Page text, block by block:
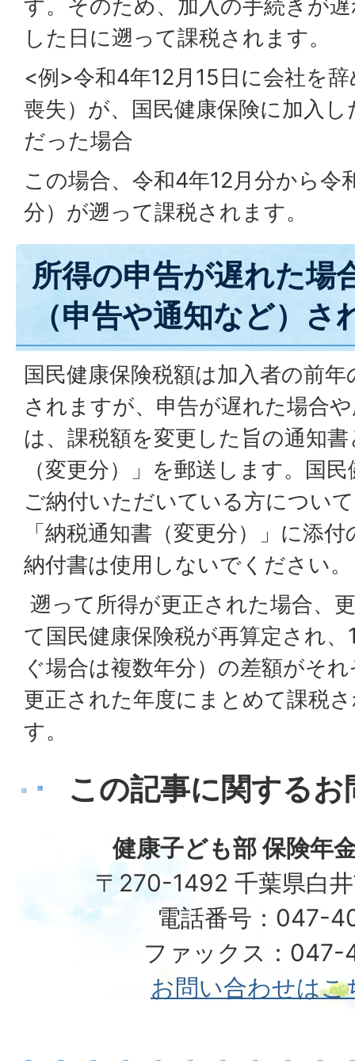
す。そのため、加入の手続きが
した日に遡って課税されます。
<例>令和4年12月15日に会社を
喪失）が、国民健康保険に加入
だった場合
この場合、令和4年12月分から令
分）が遡って課税されます。
所得の申告が遅れた場
（申告や通知など）さ
国民健康保険税額は加入者の前
されますが、申告が遅れた場合
は、課税額を変更した旨の通知
（変更分）」を郵送します。国
ご納付いただいている方につい
「納税通知書（変更分）」に添
納付書は使用しないでください。
遡って所得が更正された場合、
て国民健康保険税が再算定され
ぐ場合は複数年分）の差額がそ
更正された年度にまとめて課税
す。
この記事に関する
健康子ども部 保険年
〒270-1492 千葉県白
電話番号：047-
ファックス：047-
お問い合わせはこ